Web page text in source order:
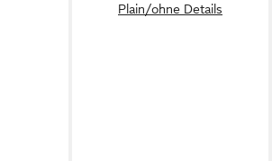
Plain/ohne Details